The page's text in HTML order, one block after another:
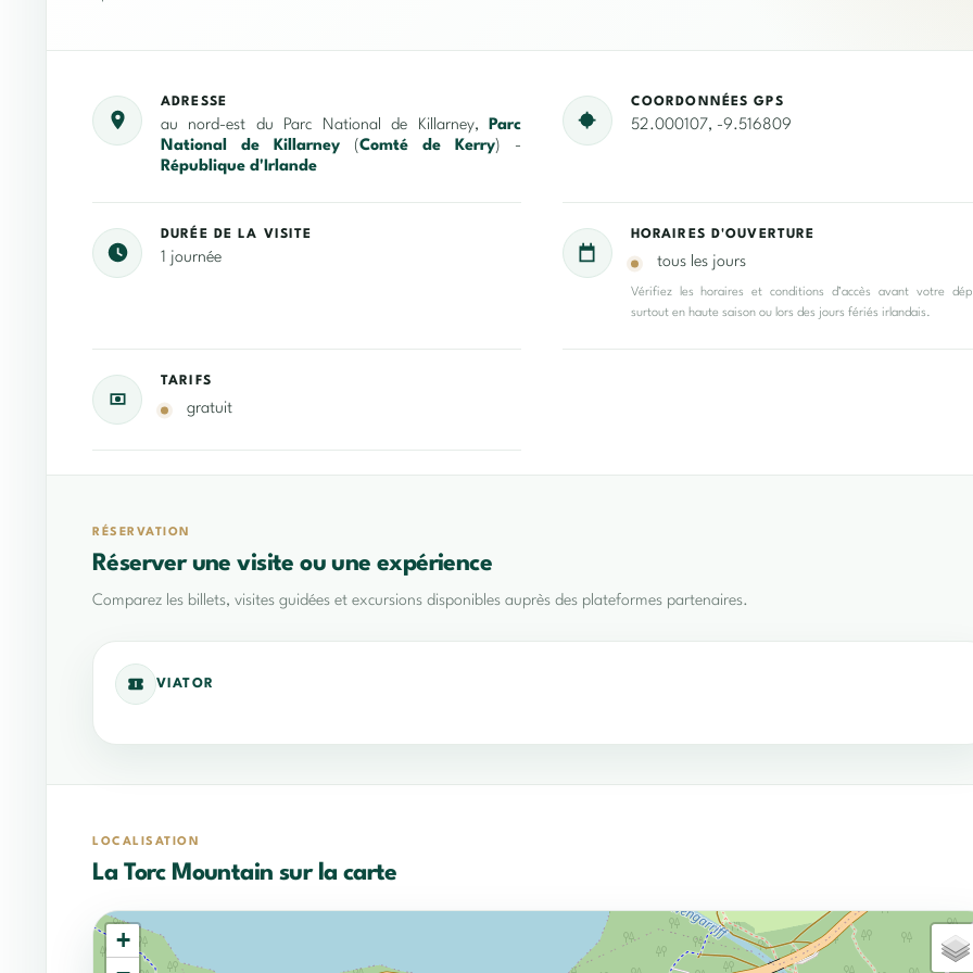
ADRESSE
au nord-est du Parc National de Killarney,
Parc
National de Killarney(Comté de Kerry) -
République d'Irlande
COORDONNÉES GPS
52.000107, -9.516809
DURÉE DE LA VISITE
1 journée
HORAIRES D'OUVERTURE
tous les jours
Vérifiez les horaires et conditions d’accès avant votre
surtout en haute saison ou lors des jours fériés irlandais.
TARIFS
gratuit
RÉSERVATION
Réserver une visite ou une expérience
Comparez les billets, visites guidées et excursions disponibles auprès des plateformes partenaires.
VIATOR
LOCALISATION
La Torc Mountain sur la carte
+